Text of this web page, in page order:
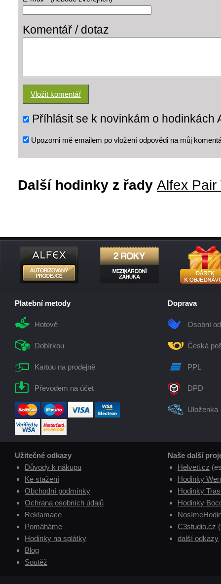
Komentář / dotaz
Příhlásit se k novinkám o hodinkách
Upozorni mě emailem po vložení odpovědi na můj
Další hodinky z řady Alfex Pair
Platební metody
Hotově
Dobírkou
Kartou na prodejně
Převodem na účet
Doprava
Osobní
Česká
PPL
DPD
Uloženka
Užitečné odkazy
Důvody k nákupu
Ke stažení
Obchodní podmínky
Ochrana osobních údajů
Reklamace
Pomáháme
Hodinky na splátky
Blog
Soutěž
Naše další
Helveti.cz
Hodinky
Hodinky
Hodinky
C3studio.cz
další odkazy